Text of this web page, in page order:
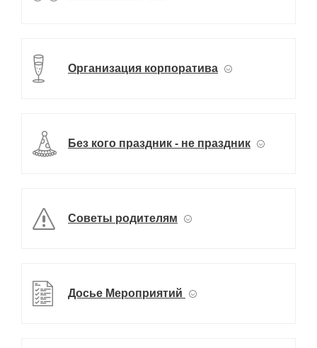
Организация корпоратива
Без кого праздник - не праздник
Советы родителям
Досье Мероприятий